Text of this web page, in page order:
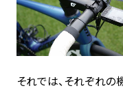
それでは、それぞれの